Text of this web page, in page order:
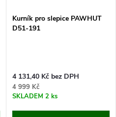
Kurník pro slepice PAWHUT
D51-191
4 131,40 Kč bez DPH
4 999 Kč
SKLADEM 2 ks